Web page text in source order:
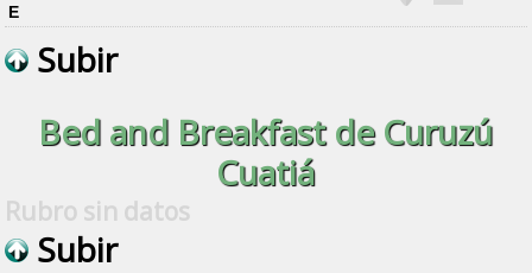
E
Subir
Bed and Breakfast de Curuzú
Cuatiá
Rubro sin datos
Subir